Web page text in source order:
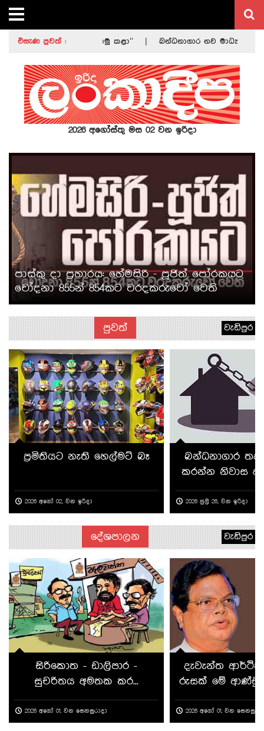
එසැණ පුවත් :
මණ්ඩලයට යොමු කළා‘‘ | බන්ධනාගාර නව මාධ්‍ය ප්‍රකාශක
තිබීමෙන් දුරකතන කණුවලට දැඩි හානි | පහේ කඩඉම ආරම්භ
2026 අගෝස්තු මස 02 වන ඉරිදා
පාස්කු දා ප්‍රහාරය: හේමසිරි - පූජිත් පෝරකයට
චෝදනා 855න් 854කට වරදකරුවෝ වෙති
පුවත් වැඩිපුර
ප්‍රමිතියට නැති හෙල්මට් බෑ
2026 අගෝ 02, වන ඉරිදා
බන්ධනාගාර
කරන්න නිවාස
2026 ජුලි 26, වන ඉරිදා
දේශපාලන වැඩිපුර
සිරිකොත - ඩාලිපාර -
සුචරිතය අමතක කර...
2026 අගෝ 01, වන සෙනසුරාදා
දැවැන්ත
රුසක් මේ
2026 අගෝ 01, වන